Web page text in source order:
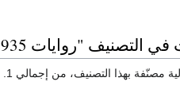
في التصنيف "روايات 1935"
مصنّفة بهذا التصنيف، من إجمالي 1.